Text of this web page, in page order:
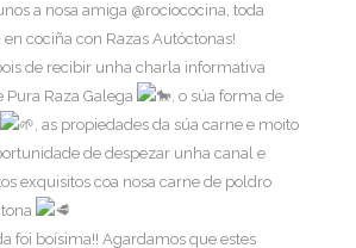
a nosa amiga @rociococina, toda
cociña con Razas Autóctonas!
de recibir unha charla informativa
Pura Raza Galega
, o súa forma de
, as propiedades da súa carne e moito
de despezar unha canal e
exquisitos coa nosa carne de poldro
foi boísima!! Agardamos que estes